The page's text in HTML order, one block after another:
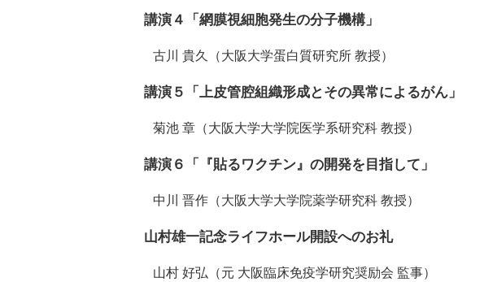
講演４「網膜視細胞発生の分子機構」
古川 貴久（大阪大学蛋白質研究所 教授）
講演５「上皮管腔組織形成とその異常によるがん」
菊池 章（大阪大学大学院医学系研究科 教授）
講演６「『貼るワクチン』の開発を目指して」
中川 晋作（大阪大学大学院薬学研究科 教授）
山村雄一記念ライフホール開設へのお礼
山村 好弘（元 大阪臨床免疫学研究奨励会 監事）